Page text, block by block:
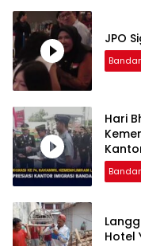
JPO
Hari
Hotel